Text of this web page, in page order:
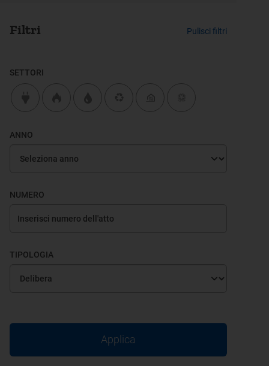
Filtri Pulisci filtri
SETTORI
ANNO
NUMERO
TIPOLOGIA
Applica